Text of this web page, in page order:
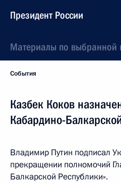
Президент России
Материалы по выбранной
События
Казбек Коков
Кабардино-
Владимир Путин подписал
прекращении полномочий
Балкарской Республики».